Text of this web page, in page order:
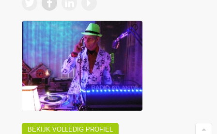
BEKIJK VOLLEDIG PROFIEL